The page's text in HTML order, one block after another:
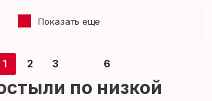
Показать еще
1 2 3 6
по низкой